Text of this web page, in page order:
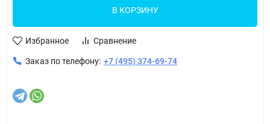
В КОРЗИНУ
Избранное Сравнение
Заказ по телефону: +7 (495) 374-69-74